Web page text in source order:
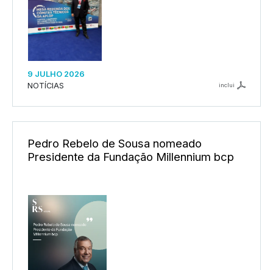
9 JULHO 2026
NOTÍCIAS
inclui
Pedro Rebelo de Sousa nomeado
Presidente da Fundação Millennium bcp